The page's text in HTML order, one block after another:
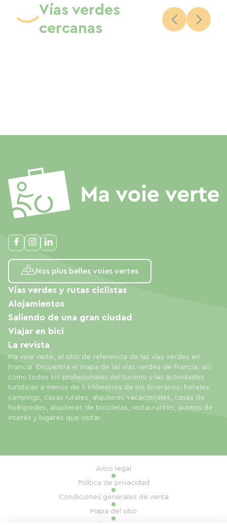
Vías verdes
cercanas
Nos plus belles voies vertes
Ma voie verte, el sitio de referencia de las vías verdes en
Francia. Encuentra el mapa de las vías verdes de Francia, así
como todos los profesionales del turismo y las actividades
turísticas a menos de 5 kilómetros de los itinerarios: hoteles,
campings, casas rurales, alquileres vacacionales, casas de
huéspedes, alquileres de bicicletas, restaurantes, puntos de
interés y lugares que visitar.
Vías verdes y rutas ciclistas
Alojamientos
Saliendo de una gran ciudad
Viajar en bici
La revista
Aviso legal
Política de privacidad
Condiciones generales de venta
Mapa del sitio